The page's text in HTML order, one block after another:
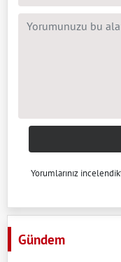
Yorumlarınız
Gündem